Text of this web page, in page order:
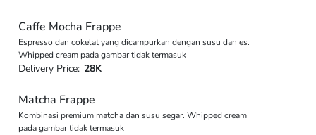
Caffe Mocha Frappe
Espresso dan cokelat yang dicampurkan dengan susu dan es.
Whipped cream pada gambar tidak termasuk
Delivery Price: 28K
Matcha Frappe
Kombinasi premium matcha dan susu segar. Whipped cream
pada gambar tidak termasuk